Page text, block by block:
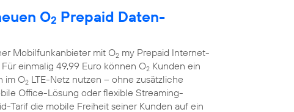
O2 Prepaid Daten-
Mobilfunkanbieter mit O2 my Prepaid Internet-
einmalig 49,99 Euro können O2 Kunden ein
im O2 LTE-Netz nutzen – ohne zusätzliche
Office-Lösung oder flexible Streaming-
Tarif die mobile Freiheit seiner Kunden auf ein